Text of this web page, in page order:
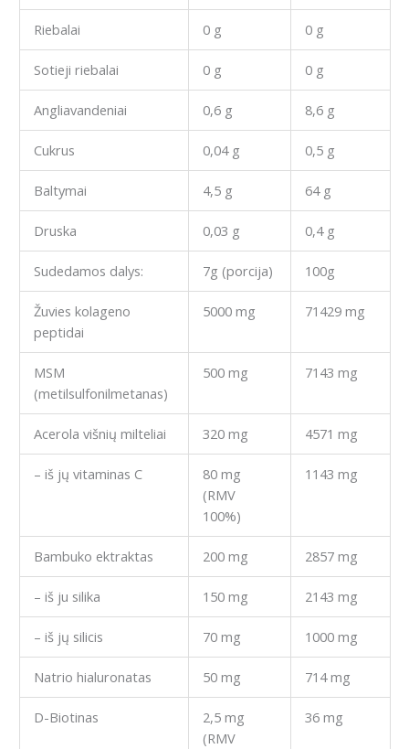
Riebalai 0 g 0 g
Sotieji riebalai 0 g 0 g
Angliavandeniai 0,6 g 8,6 g
Cukrus 0,04 g 0,5 g
Baltymai 4,5 g 64 g
Druska 0,03 g 0,4 g
Sudedamos dalys: 7g (porcija) 100g
Žuvies kolageno
peptidai
5000 mg 71429 mg
MSM
(metilsulfonilmetanas)
500 mg 7143 mg
Acerola višnių milteliai 320 mg 4571 mg
– iš jų vitaminas C
80 mg
(RMV
100%)
1143 mg
Bambuko ektraktas 200 mg 2857 mg
– iš ju silika 150 mg 2143 mg
– iš jų silicis 70 mg 1000 mg
Natrio hialuronatas 50 mg 714 mg
D-Biotinas
2,5 mg
(RMV
36 mg